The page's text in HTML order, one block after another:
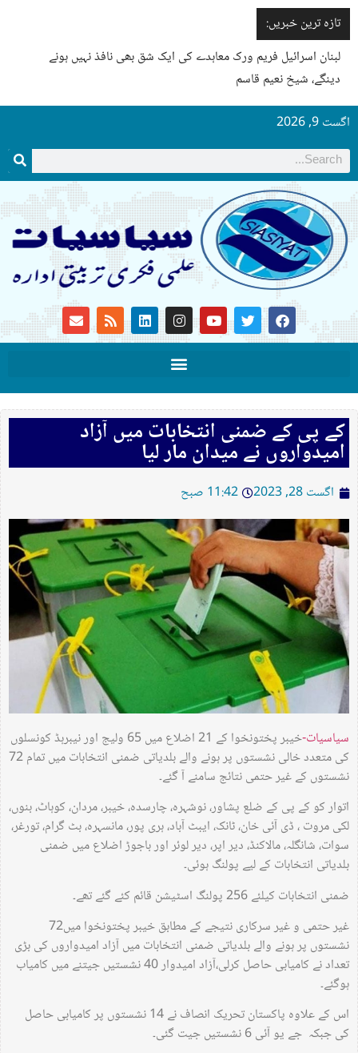
تازہ ترین خبریں:
لبنان اسرائیل فریم ورک معاہدے کی ایک شق بھی نافذ نہیں ہونے
دینگے، شیخ نعیم قاسم
اگست 9, 2026
کے پی کے ضمنی انتخابات میں آزاد
امیدواروں نے میدان مار لیا
اگست 28, 2023 11:42 صبح
سیاسیات-
خیبر پختونخوا کے 21 اضلاع میں 65 ولیج اور نیبرہڈ کونسلوں
کی متعدد خالی نشستوں پر ہونے والے بلدیاتی ضمنی انتخابات میں تمام 72
نشستوں کے غیر حتمی نتائج سامنے آ گئے۔
اتوار کو کے پی کے ضلع پشاور، نوشہرہ، چارسدہ، خیبر، مردان، کوہاٹ، بنوں،
لکی مروت ، ڈی آئی خان، ٹانک، ایبٹ آباد، ہری پور، مانسہرہ، بٹ گرام، تورغر،
سوات، شانگلہ، مالاکنڈ، دیر اپر، دیر لوئر اور باجوڑ اضلاع میں ضمنی
بلدیاتی انتخابات کے لیے پولنگ ہوئی۔
ضمنی انتخابات کیلئے 256 پولنگ اسٹیشن قائم کئے گئے تھے۔
غیر حتمی و غیر سرکاری نتیجے کے مطابق خیبر پختونخوا میں72
نشستوں پر ہونے والے بلدیاتی ضمنی انتخابات میں آزاد امیدواروں کی بڑی
تعداد نے کامیابی حاصل کرلی،آزاد امیدوار 40 نشستیں جیتنے میں کامیاب
ہوگئے۔
اس کے علاوہ پاکستان تحریک انصاف نے 14 نشستوں پر کامیابی حاصل
کی جبکہ جے یو آئی 6 نشستیں جیت گئی۔